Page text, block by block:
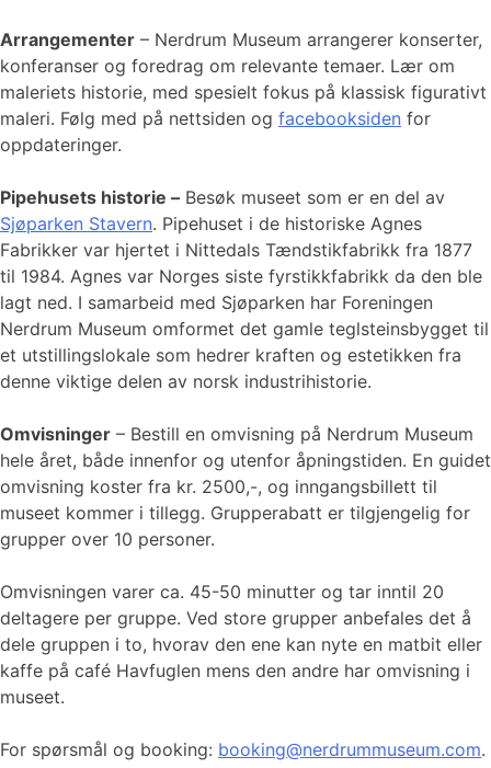
Arrangementer – Nerdrum Museum arrangerer konserter,
konferanser og foredrag om relevante temaer. Lær om
maleriets historie, med spesielt fokus på klassisk figurativt
maleri. Følg med på nettsiden og facebooksiden for
oppdateringer.
Pipehusets historie – Besøk museet som er en del av
Sjøparken Stavern. Pipehuset i de historiske Agnes
Fabrikker var hjertet i Nittedals Tændstikfabrikk fra 1877
til 1984. Agnes var Norges siste fyrstikkfabrikk da den ble
lagt ned. I samarbeid med Sjøparken har Foreningen
Nerdrum Museum omformet det gamle teglsteinsbygget til
et utstillingslokale som hedrer kraften og estetikken fra
denne viktige delen av norsk industrihistorie.
Omvisninger – Bestill en omvisning på Nerdrum Museum
hele året, både innenfor og utenfor åpningstiden. En guidet
omvisning koster fra kr. 2500,-, og inngangsbillett til
museet kommer i tillegg. Grupperabatt er tilgjengelig for
grupper over 10 personer.
Omvisningen varer ca. 45-50 minutter og tar inntil 20
deltagere per gruppe. Ved store grupper anbefales det å
dele gruppen i to, hvorav den ene kan nyte en matbit eller
kaffe på café Havfuglen mens den andre har omvisning i
museet.
For spørsmål og booking: booking@nerdrummuseum.com.